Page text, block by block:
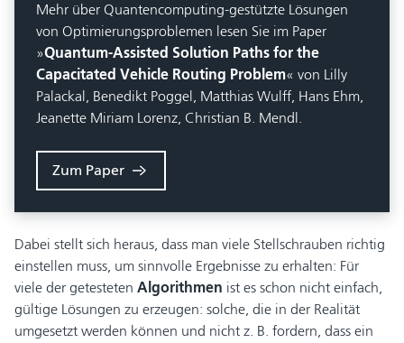
Mehr über Quantencomputing-gestützte Lösungen
von Optimierungsproblemen lesen Sie im Paper
»Quantum-Assisted Solution Paths for the
Capacitated Vehicle Routing Problem« von Lilly
Palackal, Benedikt Poggel, Matthias Wulff, Hans Ehm,
Jeanette Miriam Lorenz, Christian B. Mendl.
Zum Paper
Dabei stellt sich heraus, dass man viele Stellschrauben richtig
einstellen muss, um sinnvolle Ergebnisse zu erhalten: Für
viele der getesteten Algorithmen ist es schon nicht einfach,
gültige Lösungen zu erzeugen: solche, die in der Realität
umgesetzt werden können und nicht z. B. fordern, dass ein